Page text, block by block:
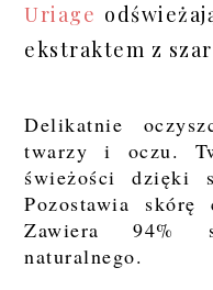
Uriage
ekstraktem z
Delikatnie
twarzy i oczu.
świeżości dzięki
Pozostawia
Zawiera 94%
naturalnego.